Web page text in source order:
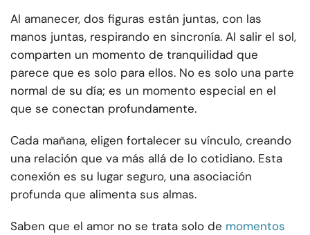
Al amanecer, dos figuras están juntas, con las
manos juntas, respirando en sincronía. Al salir el sol,
comparten un momento de tranquilidad que
parece que es solo para ellos. No es solo una parte
normal de su día; es un momento especial en el
que se conectan profundamente.
Cada mañana, eligen fortalecer su vínculo, creando
una relación que va más allá de lo cotidiano. Esta
conexión es su lugar seguro, una asociación
profunda que alimenta sus almas.
Saben que el amor no se trata solo de momentos